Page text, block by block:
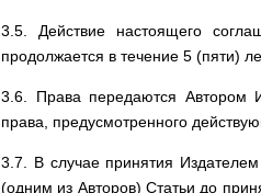
3.5. Действие настоящего
продолжается в течение 5 (пяти)
3.6. Права передаются Автором
права, предусмотренного
3.7. В случае принятия
(одним из Авторов) Статьи до